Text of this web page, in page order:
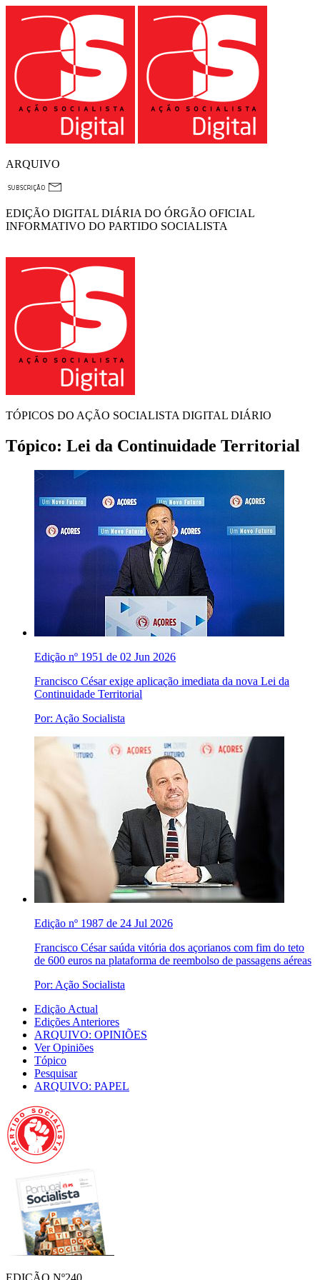
ARQUIVO
EDIÇÃO DIGITAL DIÁRIA DO ÓRGÃO OFICIAL
INFORMATIVO DO PARTIDO SOCIALISTA
TÓPICOS DO AÇÃO SOCIALISTA DIGITAL DIÁRIO
Tópico: Lei da Continuidade Territorial
Edição nº 1951 de 02 Jun 2026
Francisco César exige aplicação imediata da nova Lei da
Continuidade Territorial
Por: Ação Socialista
Edição nº 1987 de 24 Jul 2026
Francisco César saúda vitória dos açorianos com fim do teto
de 600 euros na plataforma de reembolso de passagens aéreas
Por: Ação Socialista
Edição Actual
Edições Anteriores
ARQUIVO: OPINIÕES
Ver Opiniões
Tópico
Pesquisar
ARQUIVO: PAPEL
EDIÇÃO Nº240